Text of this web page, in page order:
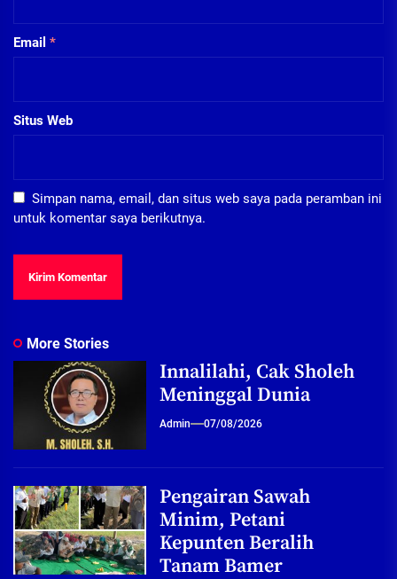
Email *
Situs Web
Simpan nama, email, dan situs web saya pada peramban ini
untuk komentar saya berikutnya.
More Stories
Innalilahi, Cak Sholeh
Meninggal Dunia
Admin 07/08/2026
Pengairan Sawah
Minim, Petani
Kepunten Beralih
Tanam Bamer